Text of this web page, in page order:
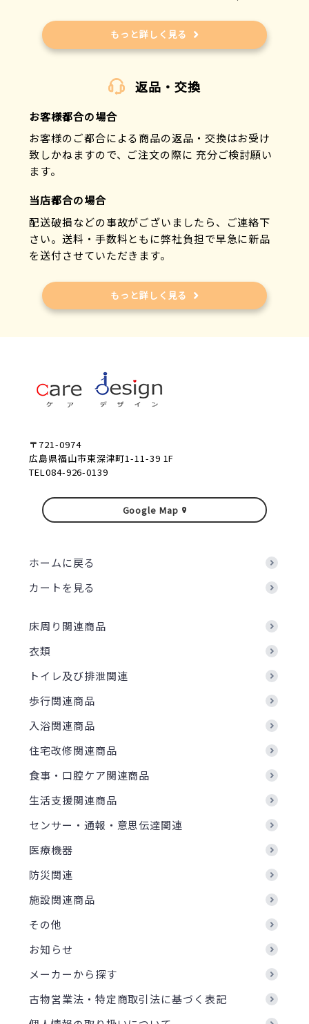
もっと詳しく見る
返品・交換
お客様都合の場合
お客様のご都合による商品の返品・交換はお受け
致しかねますので、ご注文の際に 充分ご検討願い
ます。
当店都合の場合
配送破損などの事故がございましたら、ご連絡下
さい。送料・手数料ともに弊社負担で早急に新品
を送付させていただきます。
もっと詳しく見る
〒721-0974
広島県福山市東深津町1-11-39 1F
TEL084-926-0139
Google Map
ホームに戻る
カートを見る
床周り関連商品
衣類
トイレ及び排泄関連
歩行関連商品
入浴関連商品
住宅改修関連商品
食事・口腔ケア関連商品
生活支援関連商品
センサー・通報・意思伝達関連
医療機器
防災関連
施設関連商品
その他
お知らせ
メーカーから探す
古物営業法・特定商取引法に基づく表記